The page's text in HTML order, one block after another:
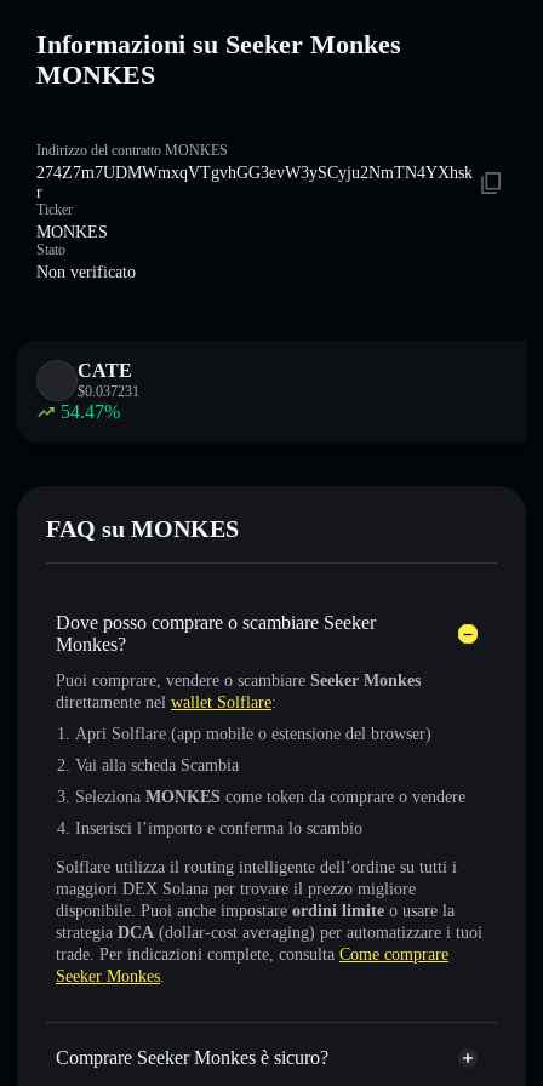
Informazioni su Seeker Monkes
MONKES
Indirizzo del contratto MONKES
274Z7m7UDMWmxqVTgvhGG3evW3ySCyju2NmTN4YXhsk
r
Ticker
MONKES
Stato
Non verificato
CATE
$0.037231
54.47%
FAQ su MONKES
Dove posso comprare o scambiare Seeker
Monkes?
Puoi comprare, vendere o scambiare Seeker Monkes
direttamente nel wallet Solflare:
Apri Solflare (app mobile o estensione del browser)
Vai alla scheda Scambia
Seleziona MONKES come token da comprare o vendere
Inserisci l’importo e conferma lo scambio
Solflare utilizza il routing intelligente dell’ordine su tutti i
maggiori DEX Solana per trovare il prezzo migliore
disponibile. Puoi anche impostare ordini limite o usare la
strategia DCA (dollar-cost averaging) per automatizzare i tuoi
trade. Per indicazioni complete, consulta Come comprare
Seeker Monkes.
Comprare Seeker Monkes è sicuro?